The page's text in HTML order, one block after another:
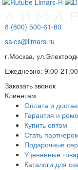
8 (800) 500-61-80
sales@limars.ru
г.Москва,
Ежедневно: 9:00-21:00
Заказать звонок
Клиентам
Оплата и
Гарантия и
Купить оптом
Стать
Подарочные
Уцененные
Каталоги для